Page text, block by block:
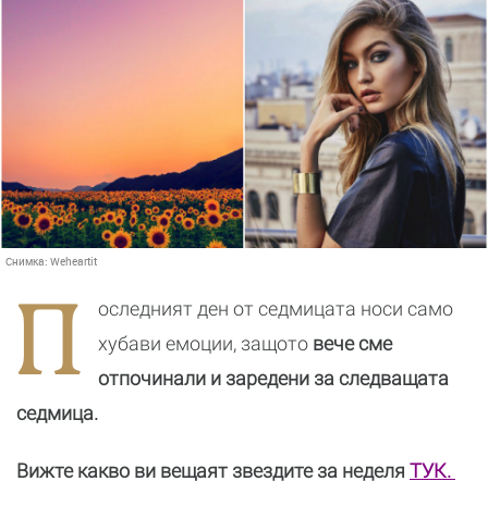
Снимка: Weheartit
П
оследният ден от седмицата носи само
хубави емоции, защото вече сме
отпочинали и заредени за следващата
седмица.
Вижте какво ви вещаят звездите за неделя ТУК.